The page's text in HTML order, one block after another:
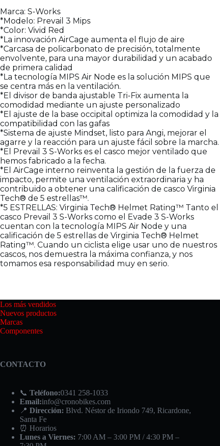
Marca: S-Works
*Modelo: Prevail 3 Mips
*Color: Vivid Red
*La innovación AirCage aumenta el flujo de aire
*Carcasa de policarbonato de precisión, totalmente
envolvente, para una mayor durabilidad y un acabado
de primera calidad
*La tecnología MIPS Air Node es la solución MIPS que
se centra más en la ventilación.
*El divisor de banda ajustable Tri-Fix aumenta la
comodidad mediante un ajuste personalizado
*El ajuste de la base occipital optimiza la comodidad y la
compatibilidad con las gafas
*Sistema de ajuste Mindset, listo para Angi, mejorar el
agarre y la reacción para un ajuste fácil sobre la marcha.
*El Prevail 3 S-Works es el casco mejor ventilado que
hemos fabricado a la fecha.
*El AirCage interno reinventa la gestión de la fuerza de
impacto, permite una ventilación extraordinaria y ha
contribuido a obtener una calificación de casco Virginia
Tech® de 5 estrellas™.
*5 ESTRELLAS: Virginia Tech® Helmet Rating™ Tanto el
casco Prevail 3 S-Works como el Evade 3 S-Works
cuentan con la tecnología MIPS Air Node y una
calificación de 5 estrellas de Virginia Tech® Helmet
Rating™. Cuando un ciclista elige usar uno de nuestros
cascos, nos demuestra la máxima confianza, y nos
tomamos esa responsabilidad muy en serio.
Los más vendidos
Nuevos productos
Marcas
Componentes
CONTACTO
📞 Teléfono:0341 258-1033
Email:info@cronobikes.com
📍 Dirección: Blvd. Néstor de Iriondo 749, Ricardone,
Santa Fe
⏰ Horarios
Lunes a Viernes: 7:00 AM – 3:00 PM / 4:30 PM –